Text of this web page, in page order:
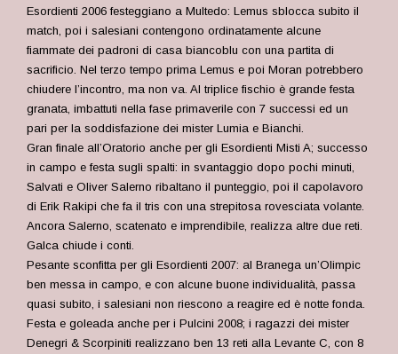
Esordienti 2006 festeggiano a Multedo: Lemus sblocca subito il
match, poi i salesiani contengono ordinatamente alcune
fiammate dei padroni di casa biancoblu con una partita di
sacrificio. Nel terzo tempo prima Lemus e poi Moran potrebbero
chiudere l’incontro, ma non va. Al triplice fischio è grande festa
granata, imbattuti nella fase primaverile con 7 successi ed un
pari per la soddisfazione dei mister Lumia e Bianchi.
Gran finale all’Oratorio anche per gli Esordienti Misti A; successo
in campo e festa sugli spalti: in svantaggio dopo pochi minuti,
Salvati e Oliver Salerno ribaltano il punteggio, poi il capolavoro
di Erik Rakipi che fa il tris con una strepitosa rovesciata volante.
Ancora Salerno, scatenato e imprendibile, realizza altre due reti.
Galca chiude i conti.
Pesante sconfitta per gli Esordienti 2007: al Branega un’Olimpic
ben messa in campo, e con alcune buone individualità, passa
quasi subito, i salesiani non riescono a reagire ed è notte fonda.
Festa e goleada anche per i Pulcini 2008; i ragazzi dei mister
Denegri & Scorpiniti realizzano ben 13 reti alla Levante C, con 8